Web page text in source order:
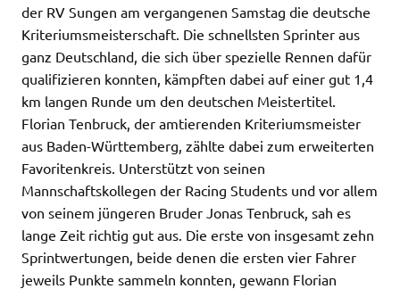
der RV Sungen am vergangenen Samstag die deutsche
Kriteriumsmeisterschaft. Die schnellsten Sprinter aus
ganz Deutschland, die sich über spezielle Rennen dafür
qualifizieren konnten, kämpften dabei auf einer gut 1,4
km langen Runde um den deutschen Meistertitel.
Florian Tenbruck, der amtierenden Kriteriumsmeister
aus Baden-Württemberg, zählte dabei zum erweiterten
Favoritenkreis. Unterstützt von seinen
Mannschaftskollegen der Racing Students und vor allem
von seinem jüngeren Bruder Jonas Tenbruck, sah es
lange Zeit richtig gut aus. Die erste von insgesamt zehn
Sprintwertungen, beide denen die ersten vier Fahrer
jeweils Punkte sammeln konnten, gewann Florian